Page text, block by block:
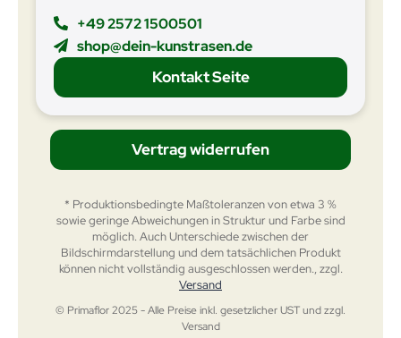
+49 2572 1500501
shop@dein-kunstrasen.de
Kontakt Seite
Vertrag widerrufen
* Produktionsbedingte Maßtoleranzen von etwa 3 %
sowie geringe Abweichungen in Struktur und Farbe sind
möglich. Auch Unterschiede zwischen der
Bildschirmdarstellung und dem tatsächlichen Produkt
können nicht vollständig ausgeschlossen werden., zzgl.
Versand
© Primaflor 2025 - Alle Preise inkl. gesetzlicher UST und zzgl.
Versand